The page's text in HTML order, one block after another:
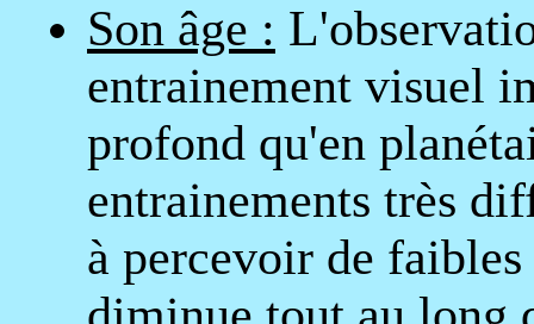
Son âge :
entrainement visuel
profond qu'en
entrainements très
à percevoir de